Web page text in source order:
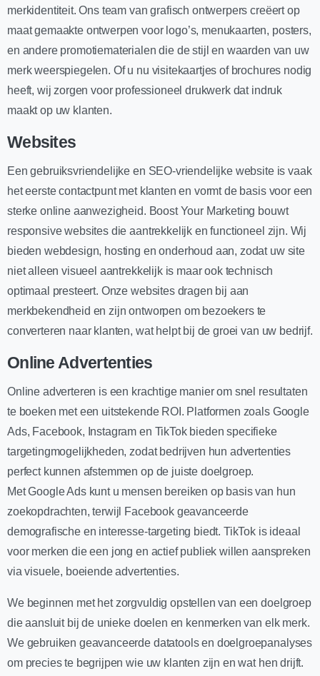
merkidentiteit. Ons team van grafisch ontwerpers creëert op
maat gemaakte ontwerpen voor logo’s, menukaarten, posters,
en andere promotiematerialen die de stijl en waarden van uw
merk weerspiegelen. Of u nu visitekaartjes of brochures nodig
heeft, wij zorgen voor professioneel drukwerk dat indruk
maakt op uw klanten.
Websites
Een gebruiksvriendelijke en SEO-vriendelijke website is vaak
het eerste contactpunt met klanten en vormt de basis voor een
sterke online aanwezigheid. Boost Your Marketing bouwt
responsive websites die aantrekkelijk en functioneel zijn. Wij
bieden webdesign, hosting en onderhoud aan, zodat uw site
niet alleen visueel aantrekkelijk is maar ook technisch
optimaal presteert. Onze websites dragen bij aan
merkbekendheid en zijn ontworpen om bezoekers te
converteren naar klanten, wat helpt bij de groei van uw bedrijf.
Online Advertenties
Online adverteren is een krachtige manier om snel resultaten
te boeken met een uitstekende ROI. Platformen zoals Google
Ads, Facebook, Instagram en TikTok bieden specifieke
targetingmogelijkheden, zodat bedrijven hun advertenties
perfect kunnen afstemmen op de juiste doelgroep.
Met Google Ads kunt u mensen bereiken op basis van hun
zoekopdrachten, terwijl Facebook geavanceerde
demografische en interesse-targeting biedt. TikTok is ideaal
voor merken die een jong en actief publiek willen aanspreken
via visuele, boeiende advertenties.
We beginnen met het zorgvuldig opstellen van een doelgroep
die aansluit bij de unieke doelen en kenmerken van elk merk.
We gebruiken geavanceerde datatools en doelgroepanalyses
om precies te begrijpen wie uw klanten zijn en wat hen drijft.